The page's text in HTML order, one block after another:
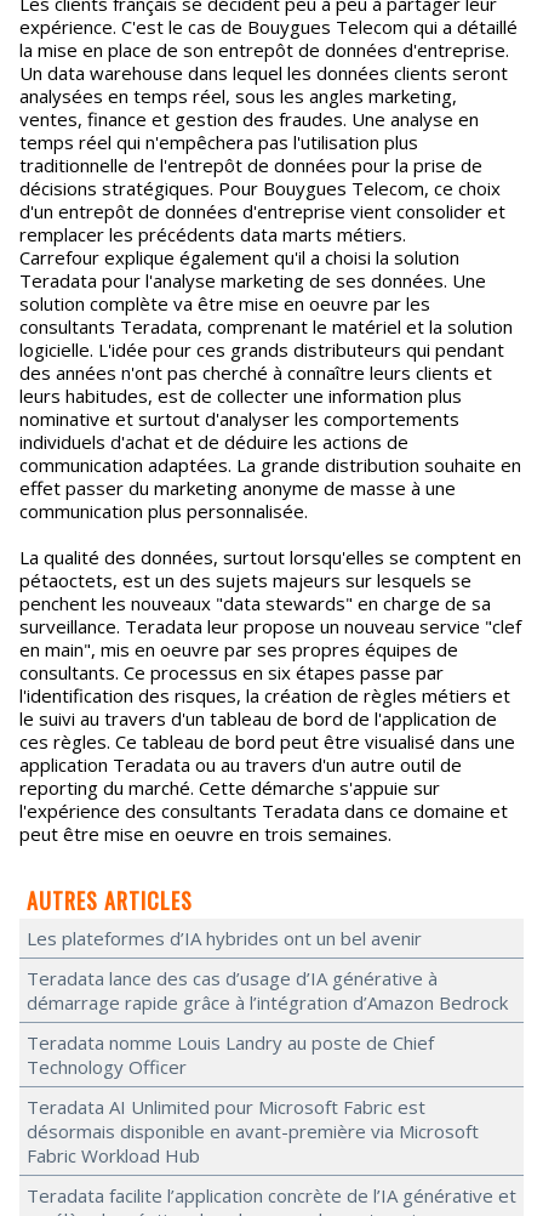
expérience. C'est le cas de Bouygues Telecom qui a détaillé
la mise en place de son entrepôt de données d'entreprise.
Un data warehouse dans lequel les données clients seront
analysées en temps réel, sous les angles marketing,
ventes, finance et gestion des fraudes. Une analyse en
temps réel qui n'empêchera pas l'utilisation plus
traditionnelle de l'entrepôt de données pour la prise de
décisions stratégiques. Pour Bouygues Telecom, ce choix
d'un entrepôt de données d'entreprise vient consolider et
remplacer les précédents data marts métiers.
Carrefour explique également qu'il a choisi la solution
Teradata pour l'analyse marketing de ses données. Une
solution complète va être mise en oeuvre par les
consultants Teradata, comprenant le matériel et la solution
logicielle. L'idée pour ces grands distributeurs qui pendant
des années n'ont pas cherché à connaître leurs clients et
leurs habitudes, est de collecter une information plus
nominative et surtout d'analyser les comportements
individuels d'achat et de déduire les actions de
communication adaptées. La grande distribution souhaite en
effet passer du marketing anonyme de masse à une
communication plus personnalisée.
La qualité des données, surtout lorsqu'elles se comptent en
pétaoctets, est un des sujets majeurs sur lesquels se
penchent les nouveaux "data stewards" en charge de sa
surveillance. Teradata leur propose un nouveau service "clef
en main", mis en oeuvre par ses propres équipes de
consultants. Ce processus en six étapes passe par
l'identification des risques, la création de règles métiers et
le suivi au travers d'un tableau de bord de l'application de
ces règles. Ce tableau de bord peut être visualisé dans une
application Teradata ou au travers d'un autre outil de
reporting du marché. Cette démarche s'appuie sur
l'expérience des consultants Teradata dans ce domaine et
peut être mise en oeuvre en trois semaines.
AUTRES ARTICLES
Les plateformes d’IA hybrides ont un bel avenir
Teradata lance des cas d’usage d’IA générative à
démarrage rapide grâce à l’intégration d’Amazon Bedrock
Teradata nomme Louis Landry au poste de Chief
Technology Officer
Teradata AI Unlimited pour Microsoft Fabric est
désormais disponible en avant-première via Microsoft
Fabric Workload Hub
Teradata facilite l’application concrète de l’IA générative et